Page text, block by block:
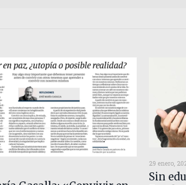
29 enero,
Sin